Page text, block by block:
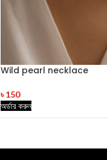
Wild pearl necklace
৳150
অর্ডার করুন